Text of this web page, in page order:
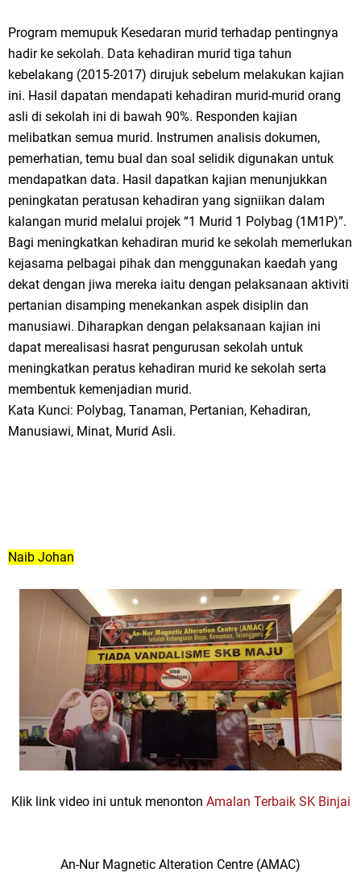
Program memupuk Kesedaran murid terhadap pentingnya
hadir ke sekolah. Data kehadiran murid tiga tahun
kebelakang (2015-2017) dirujuk sebelum melakukan kajian
ini. Hasil dapatan mendapati kehadiran murid-murid orang
asli di sekolah ini di bawah 90%. Responden kajian
melibatkan semua murid. Instrumen analisis dokumen,
pemerhatian, temu bual dan soal selidik digunakan untuk
mendapatkan data. Hasil dapatkan kajian menunjukkan
peningkatan peratusan kehadiran yang signiikan dalam
kalangan murid melalui projek “1 Murid 1 Polybag (1M1P)”.
Bagi meningkatkan kehadiran murid ke sekolah memerlukan
kejasama pelbagai pihak dan menggunakan kaedah yang
dekat dengan jiwa mereka iaitu dengan pelaksanaan aktiviti
pertanian disamping menekankan aspek disiplin dan
manusiawi. Diharapkan dengan pelaksanaan kajian ini
dapat merealisasi hasrat pengurusan sekolah untuk
meningkatkan peratus kehadiran murid ke sekolah serta
membentuk kemenjadian murid.
Kata Kunci: Polybag, Tanaman, Pertanian, Kehadiran,
Manusiawi, Minat, Murid Asli.
Naib Johan
Klik link video ini untuk menonton Amalan Terbaik SK Binjai
An-Nur Magnetic Alteration Centre (AMAC)